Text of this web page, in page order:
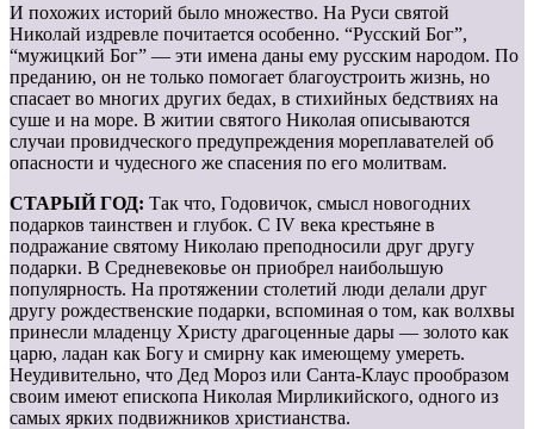
И похожих историй было множество. На Руси святой
Николай издревле почитается особенно. “Русский Бог”,
“мужицкий Бог” — эти имена даны ему русским народом. По
преданию, он не только помогает благоустроить жизнь, но
спасает во многих других бедах, в стихийных бедствиях на
суше и на море. В житии святого Николая описываются
случаи провидческого предупреждения мореплавателей об
опасности и чудесного же спасения по его молитвам.
СТАРЫЙ ГОД: Так что, Годовичок, смысл новогодних
подарков таинствен и глубок. С IV века крестьяне в
подражание святому Николаю преподносили друг другу
подарки. В Средневековье он приобрел наибольшую
популярность. На протяжении столетий люди делали друг
другу рождественские подарки, вспоминая о том, как волхвы
принесли младенцу Христу драгоценные дары — золото как
царю, ладан как Богу и смирну как имеющему умереть.
Неудивительно, что Дед Мороз или Санта-Клаус прообразом
своим имеют епископа Николая Мирликийского, одного из
самых ярких подвижников христианства.